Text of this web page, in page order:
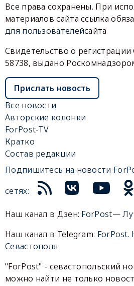
Все права сохранены. При
материалов сайта ссылка
для пользователейсайта
Свидетельство о
58738, выдано
Прислать новость
Все новости
Авторские колонки
ForPost-TV
Кратко
Состав редакции
Подпишитесь на новости
сетях:
Наш канал в Дзен: ForPost—
Наш канал в Telegram: ForPost.
Севастополя
"ForPost" - севастопольский
можно найти не только